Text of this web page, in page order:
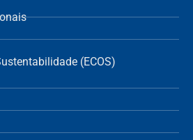
(ECOS)